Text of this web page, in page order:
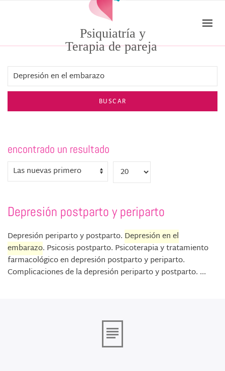
Skip to main contentPsiquiatría y
Terapia de pareja
BUSCAR
encontrado un resultado
Depresión postparto y periparto
Depresión periparto y postparto. Depresión en el
embarazo. Psicosis postparto. Psicoterapia y tratamiento
farmacológico en depresión postparto y periparto.
Complicaciones de la depresión periparto y postparto. ...